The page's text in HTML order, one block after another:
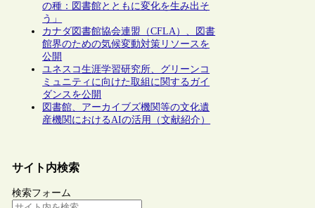
の種：図書館とともに変化を生み出そ
う」
カナダ図書館協会連盟（CFLA）、図書
館界のための気候変動対策リソースを
公開
ユネスコ生涯学習研究所、グリーンコ
ミュニティに向けた取組に関するガイ
ダンスを公開
図書館、アーカイブズ機関等の文化遺
産機関におけるAIの活用（文献紹介）
サイト内検索
検索フォーム